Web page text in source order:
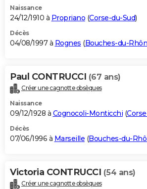
Naissance
24/12/1910 à Propriano (Corse-du-Sud)
Décès
04/08/1997 à Rognes (Bouches-du-
Paul CONTRUCCI (67 ans)
Créer une cagnotte obsèques
Naissance
09/12/1928 à Cognocoli-Monticchi (
Décès
07/06/1996 à Marseille (Bouches-du-
Victoria CONTRUCCI (54 ans)
Créer une cagnotte obsèques